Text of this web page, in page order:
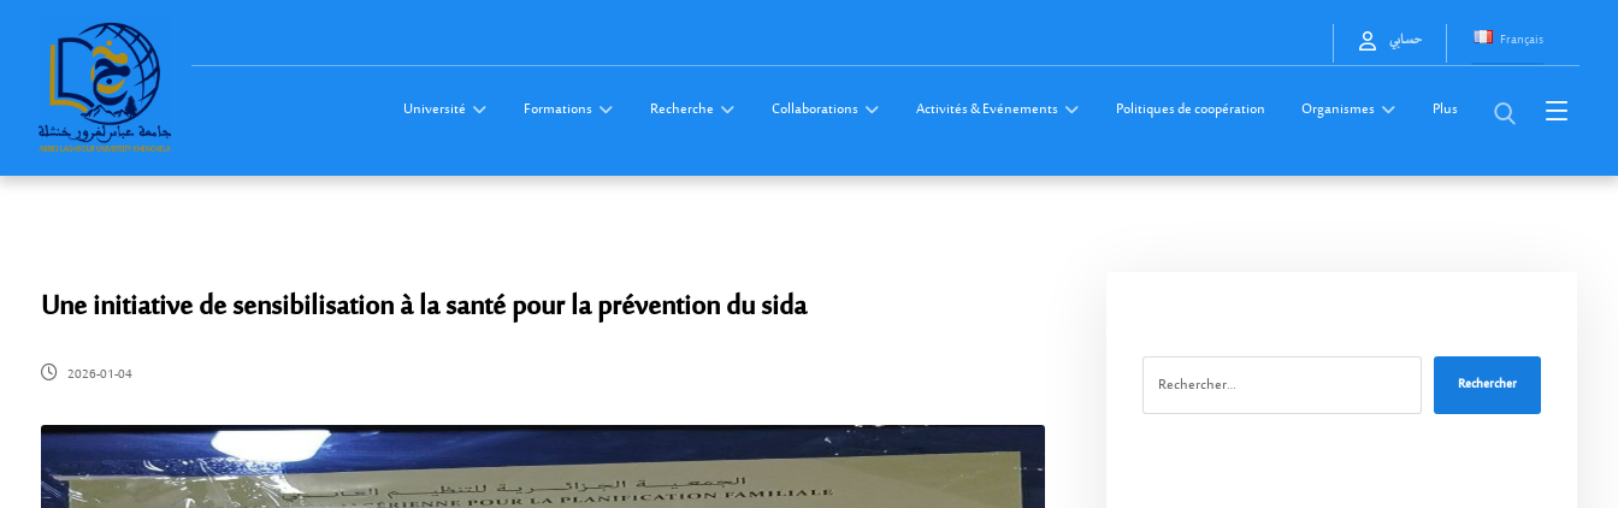
Français حسابي
Université Formations Recherche Collaborations Activités & Evénements Politiques de coopération Organismes Plus
Une initiative de sensibilisation à la santé pour la prévention du sida
2026-01-04 Rechercher